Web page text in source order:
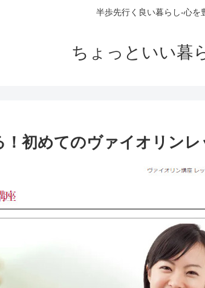
半歩先行く良い暮らし-心を
ちょっといい暮
初めてのヴァイオリン